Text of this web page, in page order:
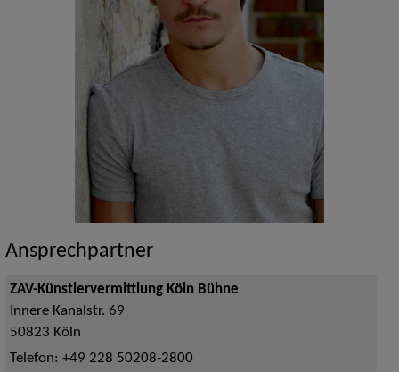
Ansprechpartner
ZAV-Künstlervermittlung Köln Bühne
Innere Kanalstr. 69
50823 Köln
Telefon: +49 228 50208-2800